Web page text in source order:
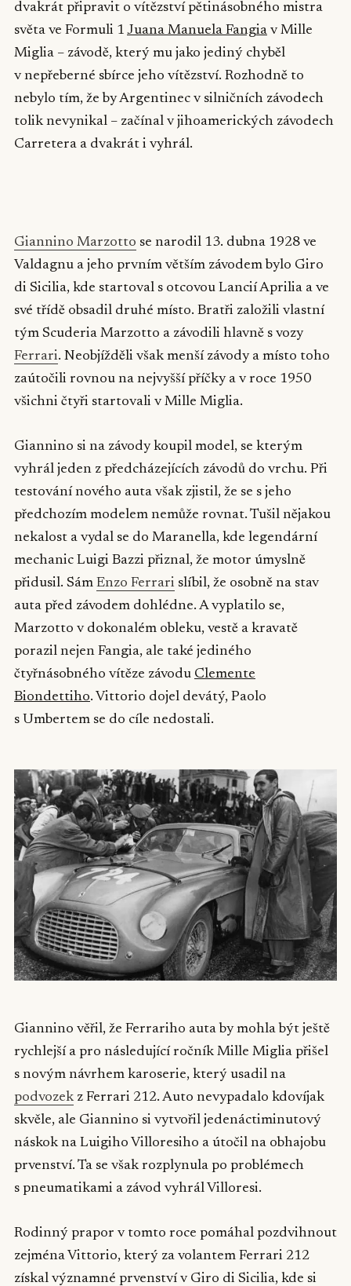
dvakrát připravit o vítězství pětinásobného mistra
světa ve Formuli 1 Juana Manuela Fangia v Mille
Miglia – závodě, který mu jako jediný chyběl
v nepřeberné sbírce jeho vítězství. Rozhodně to
nebylo tím, že by Argentinec v silničních závodech
tolik nevynikal – začínal v jihoamerických závodech
Carretera a dvakrát i vyhrál.
Giannino Marzotto se narodil 13. dubna 1928 ve
Valdagnu a jeho prvním větším závodem bylo Giro
di Sicilia, kde startoval s otcovou Lancií Aprilia a ve
své třídě obsadil druhé místo. Bratři založili vlastní
tým Scuderia Marzotto a závodili hlavně s vozy
Ferrari. Neobjížděli však menší závody a místo toho
zaútočili rovnou na nejvyšší příčky a v roce 1950
všichni čtyři startovali v Mille Miglia.
Giannino si na závody koupil model, se kterým
vyhrál jeden z předcházejících závodů do vrchu. Při
testování nového auta však zjistil, že se s jeho
předchozím modelem nemůže rovnat. Tušil nějakou
nekalost a vydal se do Maranella, kde legendární
mechanic Luigi Bazzi přiznal, že motor úmyslně
přidusil. Sám Enzo Ferrari slíbil, že osobně na stav
auta před závodem dohlédne. A vyplatilo se,
Marzotto v dokonalém obleku, vestě a kravatě
porazil nejen Fangia, ale také jediného
čtyřnásobného vítěze závodu Clemente
Biondettiho. Vittorio dojel devátý, Paolo
s Umbertem se do cíle nedostali.
Giannino věřil, že Ferrariho auta by mohla být ještě
rychlejší a pro následující ročník Mille Miglia přišel
s novým návrhem karoserie, který usadil na
podvozek z Ferrari 212. Auto nevypadalo kdovíjak
skvěle, ale Giannino si vytvořil jedenáctiminutový
náskok na Luigiho Villoresiho a útočil na obhajobu
prvenství. Ta se však rozplynula po problémech
s pneumatikami a závod vyhrál Villoresi.
Rodinný prapor v tomto roce pomáhal pozdvihnout
zejména Vittorio, který za volantem Ferrari 212
získal významné prvenství v Giro di Sicilia, kde si